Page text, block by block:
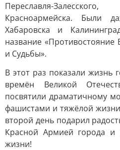
Переславля-
Красноармейска. Были
Хабаровска и
название
и Судьбы».
В этот раз показали жизнь
времён Великой
посвятили драматичному
фашистами и тяжёлой
второй день подарил
Красной Армией города
жизни!